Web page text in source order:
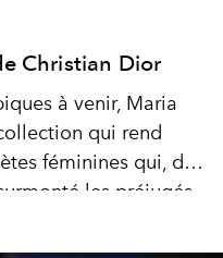
Christian Dior
à venir, Maria
qui rend
féminines qui, de
les préjugés
place égale dans
aussi pour faire